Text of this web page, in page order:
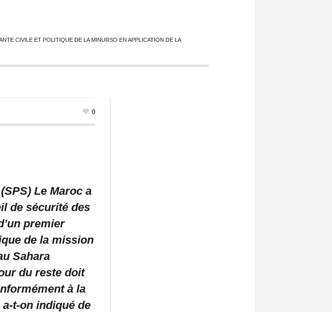
CIVILE ET POLITIQUE DE LA MINURSO EN APPLICATION DE LA
0
Le Maroc a
de sécurité des
premier
de la mission
Sahara
du reste doit
à la
t-on indiqué de